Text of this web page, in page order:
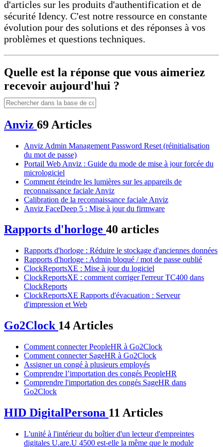
d'articles sur les produits d'authentification et de
sécurité Idency. C'est notre ressource en constante
évolution pour des solutions et des réponses à vos
problèmes et questions techniques.
Quelle est la réponse que vous aimeriez
recevoir aujourd'hui ?
Anviz 69 Articles
Anviz Admin Management Password Reset (réinitialisation
du mot de passe)
Portail Web Anviz : Guide du mode de mise à jour forcée du
micrologiciel
Comment éteindre les lumières sur les appareils de
reconnaissance faciale Anviz
Calibration de la reconnaissance faciale Anviz
Anviz FaceDeep 5 : Mise à jour du firmware
Rapports d'horloge 40 articles
Rapports d'horloge : Réduire le stockage d'anciennes données
Rapports d'horloge : Admin bloqué / mot de passe oublié
ClockReportsXE : Mise à jour du logiciel
ClockReportsXE : comment corriger l'erreur TC400 dans
ClockReports
ClockReportsXE Rapports d'évacuation : Serveur
d'impression et Web
Go2Clock 14 Articles
Comment connecter PeopleHR à Go2Clock
Comment connecter SageHR à Go2Clock
Assigner un congé à plusieurs employés
Comprendre l’importation des congés PeopleHR
Comprendre l'importation des congés SageHR dans
Go2Clock
HID DigitalPersona 11 Articles
L'unité à l'intérieur du boîtier d'un lecteur d'empreintes
digitales U.are.U 4500 est-elle la même que le module